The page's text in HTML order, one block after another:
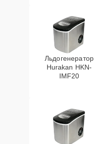
Льдогенератор
Hurakan HKN-
IMF20